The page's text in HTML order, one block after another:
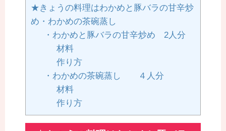
★きょうの料理はわかめと豚バラの甘辛炒
め・わかめの茶碗蒸し
・わかめと豚バラの甘辛炒め 2人分
材料
作り方
・わかめの茶碗蒸し ４人分
材料
作り方